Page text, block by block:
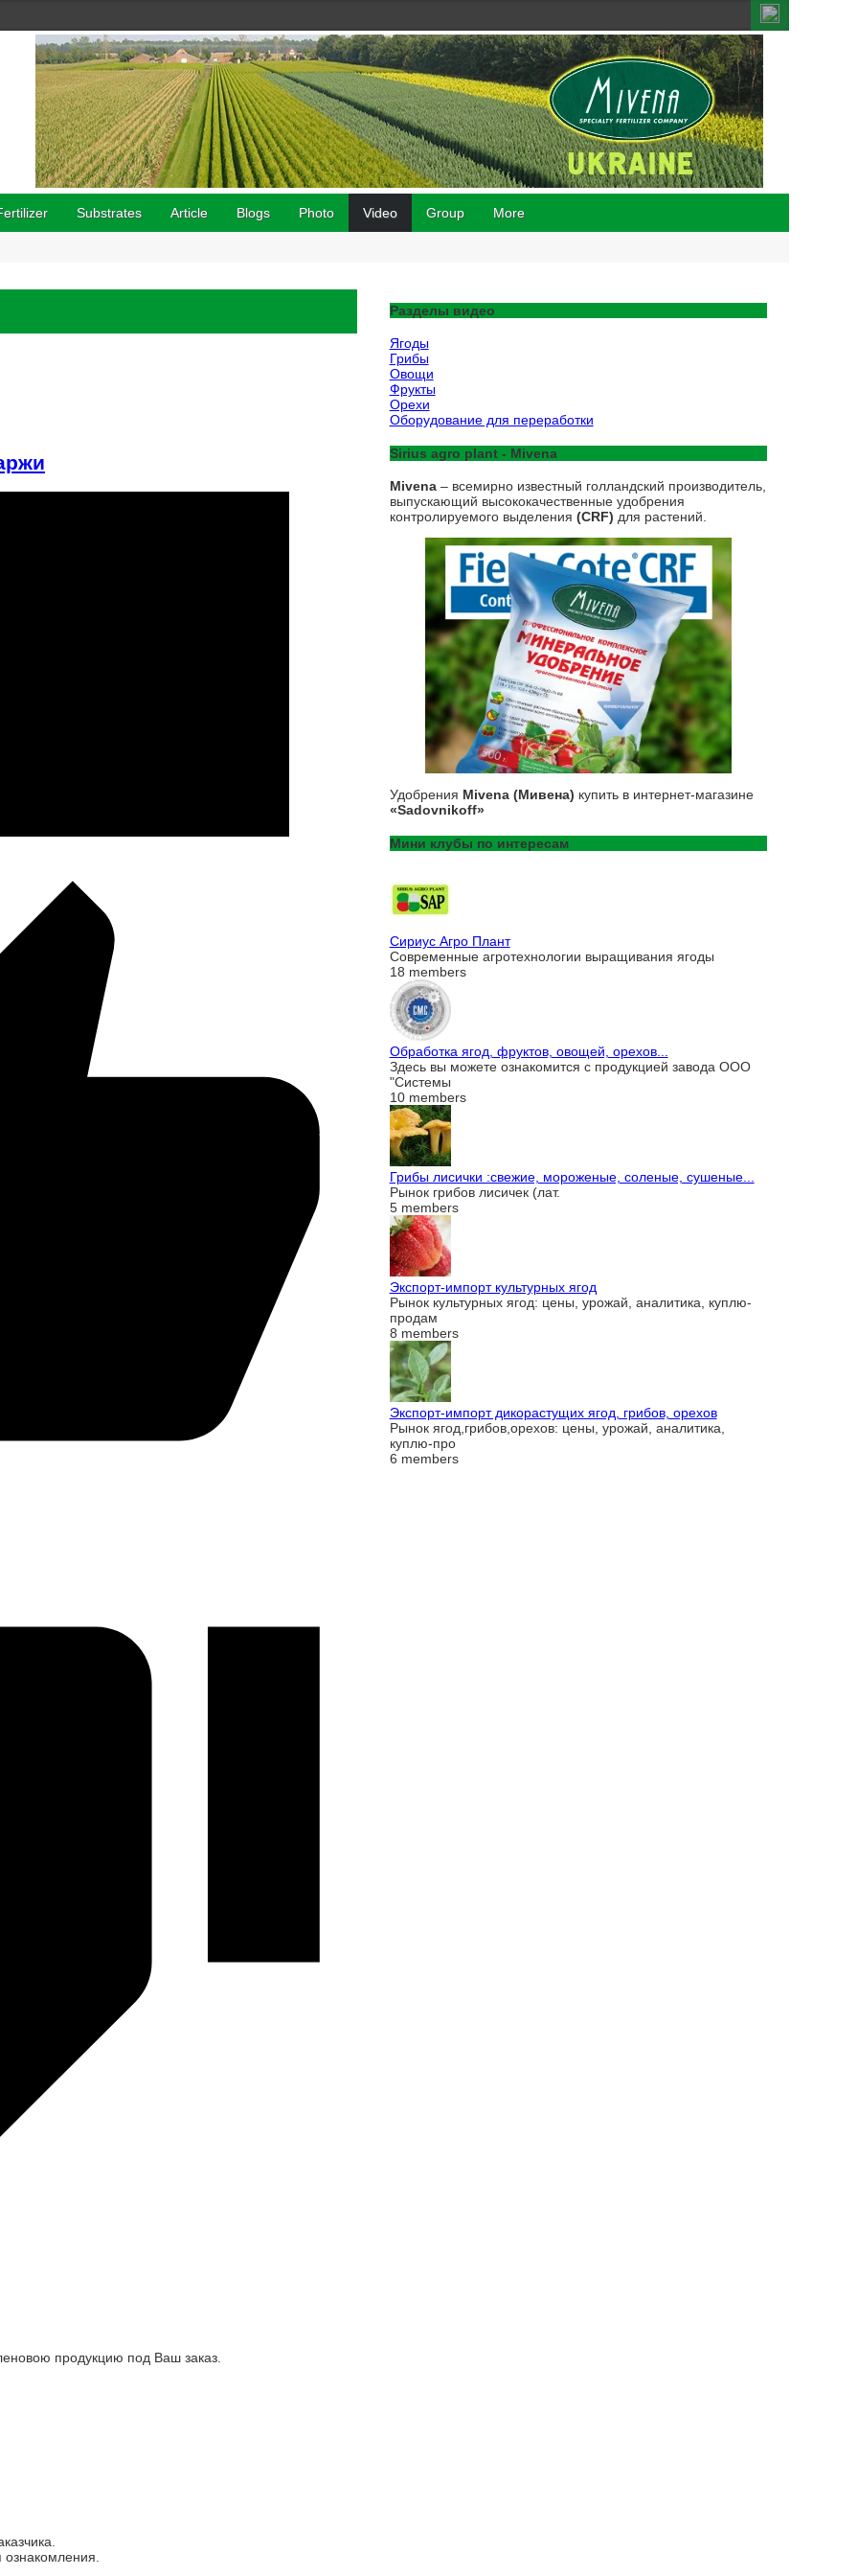
Substrates Article Blogs Photo Video Group More
продукцию под Ваш заказ.
ознакомления.
Разделы видео
Ягоды
Грибы
Овощи
Фрукты
Орехи
Оборудование для переработки
Sirius agro plant - Mivena
Mivena – всемирно известный голландский производитель,
выпускающий высококачественные удобрения
контролируемого выделения (CRF) для растений.
Удобрения Mivena (Мивена) купить в интернет-магазине
«Sadovnikoff»
Мини клубы по интересам
Сириус Агро Плант
Современные агротехнологии выращивания ягоды
18 members
Обработка ягод, фруктов, овощей, орехов...
Здесь вы можете ознакомится с продукцией завода ООО
"Системы
10 members
Грибы лисички :свежие, мороженые, соленые, сушеные...
Рынок грибов лисичек (лат.
5 members
Экспорт-импорт культурных ягод
Рынок культурных ягод: цены, урожай, аналитика, куплю-
продам
8 members
Экспорт-импорт дикорастущих ягод, грибов, орехов
Рынок ягод,грибов,орехов: цены, урожай, аналитика,
куплю-про
6 members